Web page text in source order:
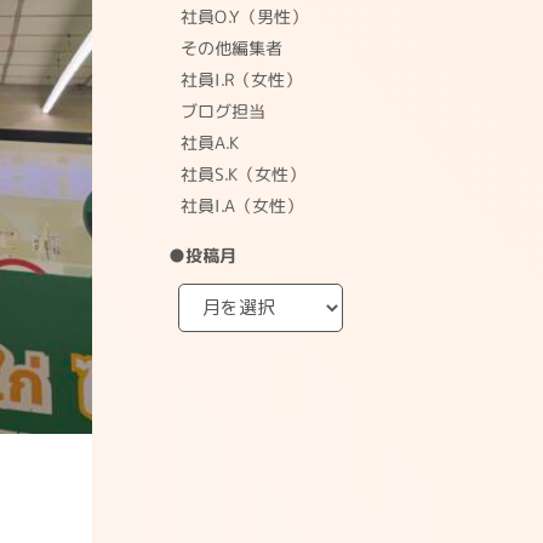
社員O.Y（男性）
その他編集者
社員I.R（女性）
ブログ担当
社員A.K
社員S.K（女性）
社員I.A（女性）
●投稿月